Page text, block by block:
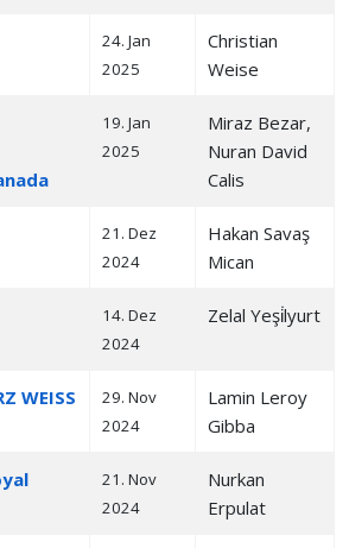
24. Jan
2025
Christian
Weise
19. Jan
2025
Miraz Bezar,
Nuran David
Calis
21. Dez
2024
Hakan Savaş
Mican
14. Dez
2024
Zelal Yeşi̇lyurt
WEISS
29. Nov
2024
Lamin Leroy
Gibba
21. Nov
2024
Nurkan
Erpulat